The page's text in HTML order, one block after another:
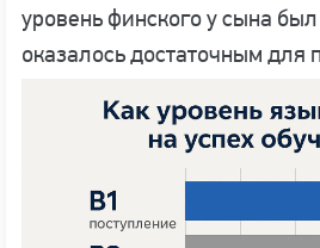
уровень финского у сына
оказалось достаточным для